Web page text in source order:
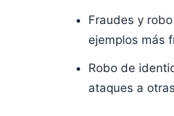
Fraudes y
ejemplos más
Robo de
ataques a